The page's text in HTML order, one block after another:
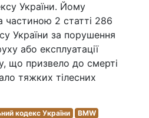
України. Йому
частиною 2 статті 286
України за порушення
або експлуатації
що призвело до смерті
тяжких тілесних
кодекс України
BMW